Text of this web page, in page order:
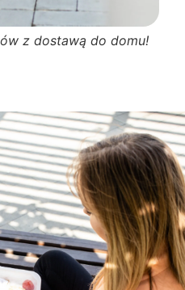
z dostawą do domu!